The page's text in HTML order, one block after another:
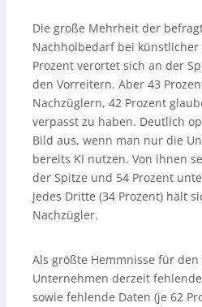
Die große Mehrheit der
Nachholbedarf bei künstlicher
Prozent verortet sich an der
den Vorreitern. Aber 43
Nachzüglern, 42 Prozent
verpasst zu haben. Deutlich
Bild aus, wenn man nur die
bereits KI nutzen. Von ihnen
der Spitze und 54 Prozent
jedes Dritte (34 Prozent) hält
Nachzügler.
Als größte Hemmnisse für den
Unternehmen derzeit
sowie fehlende Daten (je 62